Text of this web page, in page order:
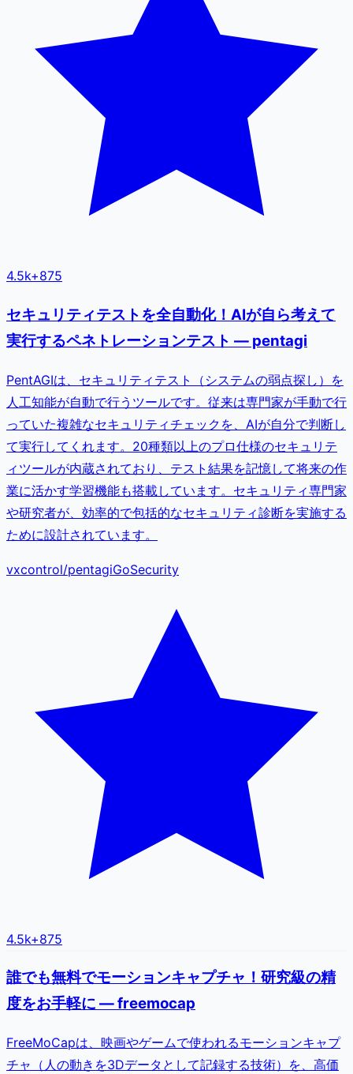
4.5k+875
セキュリティテストを全自動化！AIが自ら考えて
実行するペネトレーションテスト — pentagi
PentAGIは、セキュリティテスト（システムの弱点探し）を
人工知能が自動で行うツールです。従来は専門家が手動で行
っていた複雑なセキュリティチェックを、AIが自分で判断し
て実行してくれます。20種類以上のプロ仕様のセキュリテ
ィツールが内蔵されており、テスト結果を記憶して将来の作
業に活かす学習機能も搭載しています。セキュリティ専門家
や研究者が、効率的で包括的なセキュリティ診断を実施する
ために設計されています。
vxcontrol/pentagiGoSecurity
4.5k+875
誰でも無料でモーションキャプチャ！研究級の精
度をお手軽に — freemocap
FreeMoCapは、映画やゲームで使われるモーションキャプ
チャ（人の動きを3Dデータとして記録する技術）を、高価